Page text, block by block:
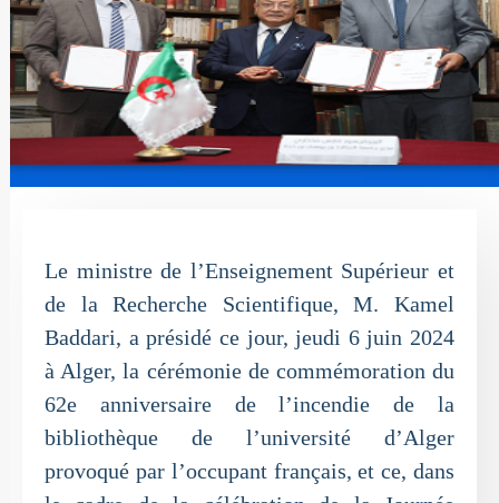
Le ministre de l’Enseignement Supérieur et
de la Recherche Scientifique, M. Kamel
Baddari, a présidé ce jour, jeudi 6 juin 2024
à Alger, la cérémonie de commémoration du
62e anniversaire de l’incendie de la
bibliothèque de l’université d’Alger
provoqué par l’occupant français, et ce, dans